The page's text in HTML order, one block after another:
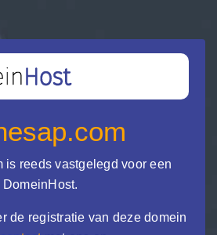
is reeds vastgelegd voor een
de registratie van deze domein